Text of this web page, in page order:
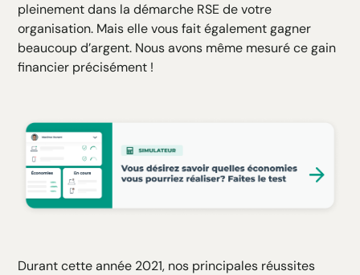
pleinement dans la démarche RSE de votre
organisation. Mais elle vous fait également gagner
beaucoup d’argent. Nous avons même mesuré ce gain
financier précisément !
Durant cette année 2021, nos principales réussites